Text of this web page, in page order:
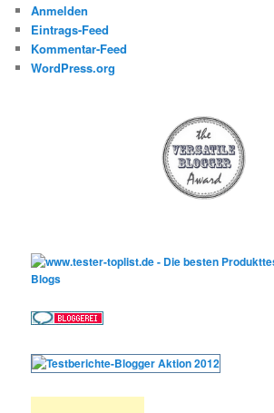
Anmelden
Eintrags-Feed
Kommentar-Feed
WordPress.org